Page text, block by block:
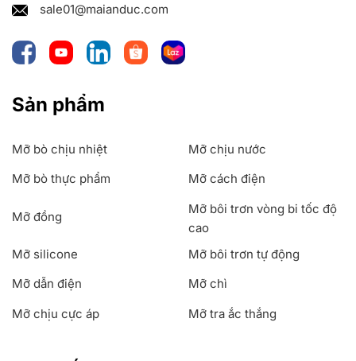
sale01@maianduc.com
Sản phẩm
Mỡ bò chịu nhiệt
Mỡ chịu nước
Mỡ bò thực phẩm
Mỡ cách điện
Mỡ đồng
Mỡ bôi trơn vòng bi tốc độ
cao
Mỡ silicone
Mỡ bôi trơn tự động
Mỡ dẫn điện
Mỡ chì
Mỡ chịu cực áp
Mỡ tra ắc thắng